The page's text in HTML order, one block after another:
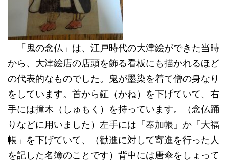
「鬼の念仏」は、江戸時代の大津絵ができた当時
から、大津絵店の店頭を飾る看板にも描かれるほど
の代表的なものでした。鬼が墨染を着て僧の身なり
をしています。首から鉦（かね）を下げていて、右
手には撞木（しゅもく）を持っています。（念仏踊
りなどに用いました）左手には「奉加帳」か「大福
帳」を下げていて、（勧進に対して寄進を行った人
を記した名簿のことです）背中には唐傘をしょって